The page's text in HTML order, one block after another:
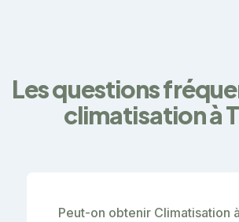
Les questions
climatisation à
Peut-on obtenir Climatisation